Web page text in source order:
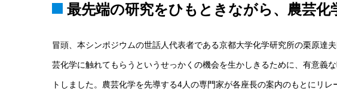
最先端の研究をひもときながら、農芸化
冒頭、本シンポジウムの世話人代表者である京都大学化学研究所の栗原達
芸化学に触れてもらうというせっかくの機会を生かしきるために、有意義
トしました。農芸化学を先導する4人の専門家が各座長の案内のもとにリ